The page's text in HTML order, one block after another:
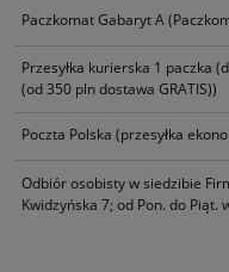
Paczkomat Gabaryt A
Przesyłka kurierska 1 paczka
(od 350 pln dostawa GRATIS))
Poczta Polska (przesyłka
Odbiór osobisty w siedzibie
Kwidzyńska 7; od Pon. do Piąt.